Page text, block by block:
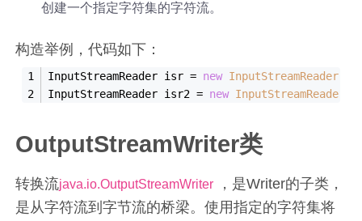
创建一个指定字符集的字符流。
构造举例，代码如下：
InputStreamReader isr = new InputStreamReader
InputStreamReader isr2 = new InputStreamReader
OutputStreamWriter类
转换流java.io.OutputStreamWriter ，是Writer的子类，
是从字符流到字节流的桥梁。使用指定的字符集将